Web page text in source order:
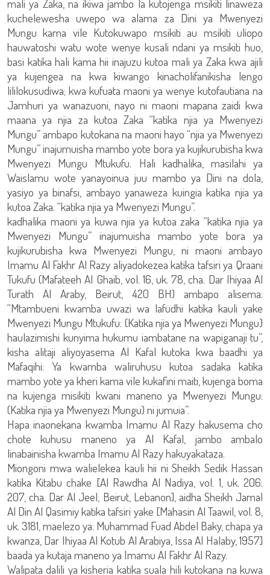
mali ya Zaka, na ikiwa jambo la kutojenga msikiti linaweza
kuchelewesha uwepo wa alama za Dini ya Mwenyezi
Mungu kama vile Kutokuwapo msikiti au msikiti uliopo
hauwatoshi watu wote wenye kusali ndani ya msikiti huo,
basi katika hali kama hii inajuzu kutoa mali ya Zaka kwa ajili
ya kujengea na kwa kiwango kinacholifanikisha lengo
lililokusudiwa; kwa kufuata maoni ya wenye kutofautiana na
Jamhuri ya wanazuoni, nayo ni maoni mapana zaidi kwa
maana ya njia za kutoa Zaka “katika njia ya Mwenyezi
Mungu” ambapo kutokana na maoni hayo “njia ya Mwenyezi
Mungu” inajumuisha mambo yote bora ya kujikurubisha kwa
Mwenyezi Mungu Mtukufu. Hali kadhalika, masilahi ya
Waislamu wote yanayoinua juu mambo ya Dini na dola,
yasiyo ya binafsi, ambayo yanaweza kuingia katika njia ya
kutoa Zaka: “katika njia ya Mwenyezi Mungu”.
kadhalika maoni ya kuwa njia ya kutoa zaka “katika njia ya
Mwenyezi Mungu” inajumuisha mambo yote bora ya
kujikurubisha kwa Mwenyezi Mungu, ni maoni ambayo
Imamu Al Fakhr Al Razy aliyadokezea katika tafsiri ya Qraani
Tukufu (Mafateeh Al Ghaib, vol. 16, uk. 78, cha. Dar Ihiyaa Al
Turath Al Araby, Beirut, 420 BH) ambapo alisema:
“Mtambueni kwamba uwazi wa lafudhi katika kauli yake
Mwenyezi Mungu Mtukufu: {Katika njia ya Mwenyezi Mungu}
haulazimishi kunyima hukumu iambatane na wapiganaji tu”,
kisha alitaji aliyoyasema Al Kafal kutoka kwa baadhi ya
Mafaqihi: Ya kwamba waliruhusu kutoa sadaka katika
mambo yote ya kheri kama vile kukafini maiti, kujenga boma
na kujenga misikiti kwani maneno ya Mwenyezi Mungu:
(Katika njia ya Mwenyezi Mungu) ni jumuia”.
Hapa inaonekana kwamba Imamu Al Razy hakusema cho
chote kuhusu maneno ya Al Kafal, jambo ambalo
linabainisha kwamba Imamu Al Razy hakuyakataza.
Miongoni mwa walielekea kauli hii ni Sheikh Sedik Hassan
katika Kitabu chake [Al Rawdha Al Nadiya, vol. 1, uk. 206:
207, cha. Dar Al Jeel, Beirut, Lebanon], aidha Sheikh Jamal
Al Din Al Qasimiy katika tafsiri yake [Mahasin Al Taawil, vol. 8,
uk. 3181, maelezo ya: Muhammad Fuad Abdel Baky, chapa ya
kwanza, Dar Ihiyaa Al Kotub Al Arabiya, Issa Al Halaby, 1957]
baada ya kutaja maneno ya Imamu Al Fakhr Al Razy.
Walipata dalili ya kisheria katika suala hili kutokana na kuwa